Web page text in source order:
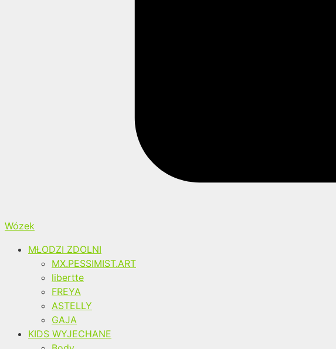
Wózek
MŁODZI ZDOLNI
MX.PESSIMIST.ART
libertte
FREYA
ASTELLY
GAJA
KIDS WYJECHANE